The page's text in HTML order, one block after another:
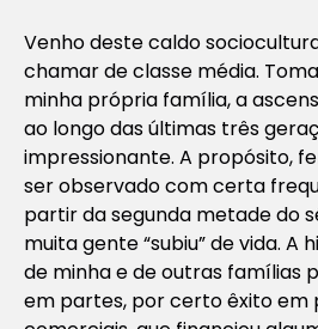
Venho deste caldo
chamar de classe média.
minha própria família, a
ao longo das últimas três
impressionante. A propósito,
ser observado com certa
partir da segunda metade do
muita gente “subiu” de vida. A
de minha e de outras famílias
em partes, por certo êxito em